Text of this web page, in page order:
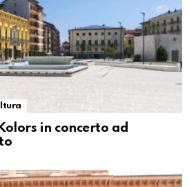
in concerto ad